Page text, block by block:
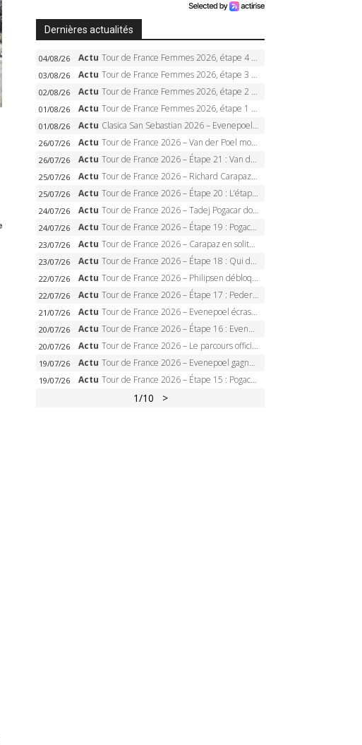
Dernières actualités
04/08/26 Actu Tour de France Femmes 2026, étape 4 – Marlen Reusser écrase le chrono, Ferrand-Prévot en crise
03/08/26 Actu Tour de France Femmes 2026, étape 3 – Sigrid Haugset en solitaire, 88 km d’échappée, maillot jaune
02/08/26 Actu Tour de France Femmes 2026, étape 2 – Lorena Wiebes doublé à Genève, Markus héroïque, 7e record
01/08/26 Actu Tour de France Femmes 2026, étape 1 – Lorena Wiebes intouchable à Lausanne, premier maillot jaune
01/08/26 Actu Clasica San Sebastian 2026 – Evenepoel recordman, 4e victoire, Carapaz battu au sprint
26/07/26 Actu Tour de France 2026 – Van der Poel monumental à Paris, Pogacar égale le record des cinq sacres
26/07/26 Actu Tour de France 2026 – Étape 21 : Van der Poel, Pogacar, qui succédera à Wout van Aert sur les Champs-Elysées ?
25/07/26 Actu Tour de France 2026 – Richard Carapaz roi des Alpes, doublé et maillot à pois, Seixas perd le podium
25/07/26 Actu Tour de France 2026 – Étape 20 : L’étape reine, Galibier, Sarenne, Alpe d’Huez, qui succédera à Pogacar ?
24/07/26 Actu Tour de France 2026 – Tadej Pogacar dompte l’Alpe d’Huez, 5e victoire, record de Pantani pulvérisé
24/07/26 Actu Tour de France 2026 – Étape 19 : Pogacar peut-il enfin dompter l’Alpe d’Huez ?
23/07/26 Actu Tour de France 2026 – Carapaz en solitaire à Orcières-Merlette, Paret-Peintre à un point du maillot à pois
23/07/26 Actu Tour de France 2026 – Étape 18 : Qui domptera Orcières-Merlette, première marche vers l’Alpe d’Huez ?
22/07/26 Actu Tour de France 2026 – Philipsen débloque son compteur à Voiron, Pedersen en danger pour le maillot vert
22/07/26 Actu Tour de France 2026 – Étape 17 : Pedersen peut-il verrouiller le maillot vert à Voiron ?
21/07/26 Actu Tour de France 2026 – Evenepoel écrase le chrono d’Évian, Seixas 4e, Lipowitz abandonne
20/07/26 Actu Tour de France 2026 – Étape 16 : Evenepoel, Pogacar, Ganna… qui domptera le chrono d’Évian pour redessiner le podium ?
20/07/26 Actu Tour de France 2026 – Le parcours officiel complet : 21 étapes, profils, carte et dates
19/07/26 Actu Tour de France 2026 – Evenepoel gagne à Solaison, Vingegaard abandonne, Pogacar toujours en jaune
19/07/26 Actu Tour de France 2026 – Étape 15 : Pogacar peut-il enchaîner au Plateau de Solaison, Seixas viser le podium ?
1/10 >